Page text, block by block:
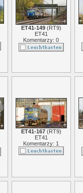
ET41-149(RT9)
ET41
Komentarzy: 0
ET41-167(RT9)
ET41
Komentarzy: 1